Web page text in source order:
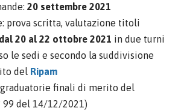
20 settembre 2021
prova scritta, valutazione titoli
dal 20 al 22 ottobre 2021 in due turni
le sedi e secondo la suddivisione
del Ripam
finali di merito del
99 del 14/12/2021)